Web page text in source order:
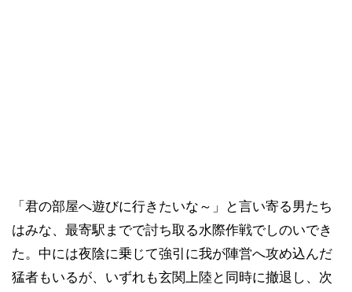
「君の部屋へ遊びに行きたいな～」と言い寄る男たち
はみな、最寄駅までで討ち取る水際作戦でしのいでき
た。中には夜陰に乗じて強引に我が陣営へ攻め込んだ
猛者もいるが、いずれも玄関上陸と同時に撤退し、次